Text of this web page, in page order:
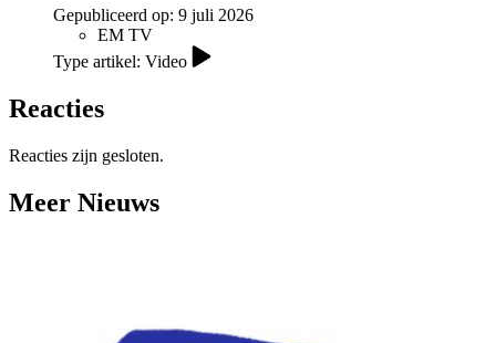
Gepubliceerd op: 9 juli 2026
EM TV
Type artikel: Video
Reacties
Reacties zijn gesloten.
Meer Nieuws